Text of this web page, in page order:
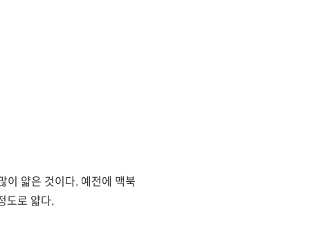
얇은 것이다. 예전에 맥북
도로 얇다.